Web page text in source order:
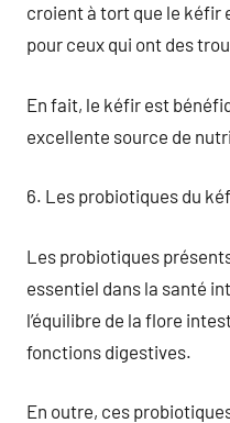
croient à tort que le kéfir
pour ceux qui ont des
En fait, le kéfir est
excellente source de
6. Les probiotiques du
Les probiotiques
essentiel dans la santé
l’équilibre de la flore
fonctions digestives.
En outre, ces